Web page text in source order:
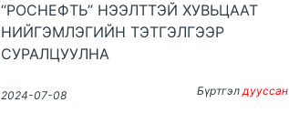
“РОСНЕФТЬ” НЭЭЛТТЭЙ ХУВЬЦААТ
НИЙГЭМЛЭГИЙН ТЭТГЭЛГЭЭР
СУРАЛЦУУЛНА
2024-07-08 Бүртгэлдууссан